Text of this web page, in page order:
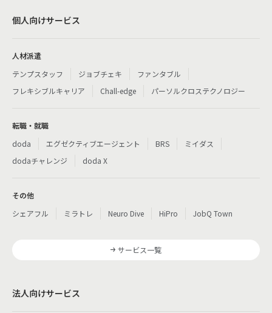
個人向けサービス
人材派遣
テンプスタッフ
ジョブチェキ
ファンタブル
フレキシブルキャリア
Chall-edge パーソルクロステクノロジー
転職・就職
doda
エグゼクティブエージェント BRS
ミイダス
dodaチャレンジ
doda X
その他
シェアフル
ミラトレ Neuro Dive HiPro JobQ Town
サービス一覧
法人向けサービス